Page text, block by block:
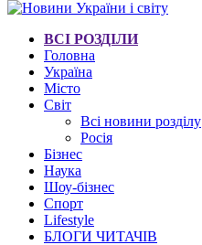
ВСІ РОЗДІЛИ
Головна
Україна
Місто
Світ
Всі новини розділу
Росія
Бізнес
Наука
Шоу-бізнес
Спорт
Lifestyle
БЛОГИ ЧИТАЧІВ